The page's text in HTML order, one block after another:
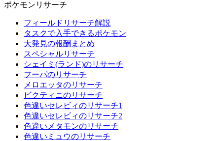
ポケモンリサーチ
フィールドリサーチ解説
タスクで入手できるポケモン
大発見の報酬まとめ
スペシャルリサーチ
シェイミ(ランド)のリサーチ
フーパのリサーチ
メロエッタのリサーチ
ビクティニのリサーチ
色違いセレビィのリサーチ1
色違いセレビィのリサーチ2
色違いメタモンのリサーチ
色違いミュウのリサーチ